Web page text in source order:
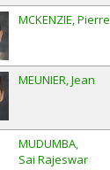
MCKENZIE Pierre
MEUNIER Jean
MUDUMBA
Sai Rajeswar